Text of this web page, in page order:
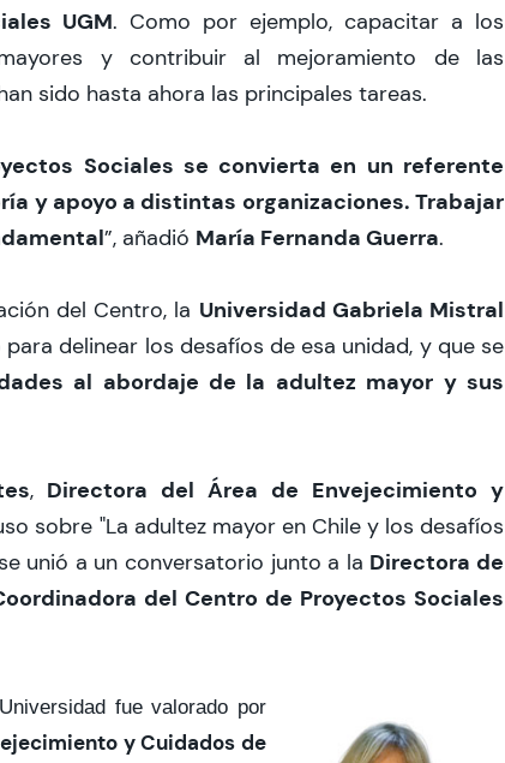
UGM. Como por ejemplo, capacitar a los
y contribuir al mejoramiento de las
sido hasta ahora las principales tareas.
Sociales se convierta en un referente
y apoyo a distintas organizaciones. Trabajar
”, añadió María Fernanda Guerra.
del Centro, la Universidad Gabriela Mistral
delinear los desafíos de esa unidad, y que se
al abordaje de la adultez mayor y sus
, Directora del Área de Envejecimiento y
sobre "La adultez mayor en Chile y los desafíos
unió a un conversatorio junto a la Directora de
del Centro de Proyectos Sociales
fue valorado por
y Cuidados de